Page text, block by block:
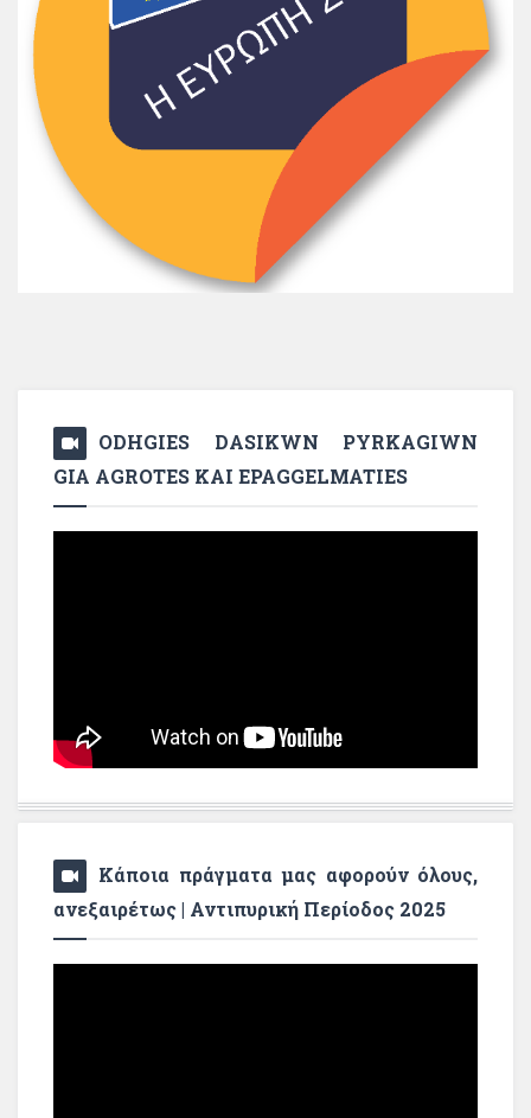
ODHGIES DASIKWN PYRKAGIWN
GIA AGROTES KAI EPAGGELMATIES
Κάποια πράγματα μας αφορούν όλους,
ανεξαιρέτως | Αντιπυρική Περίοδος 2025